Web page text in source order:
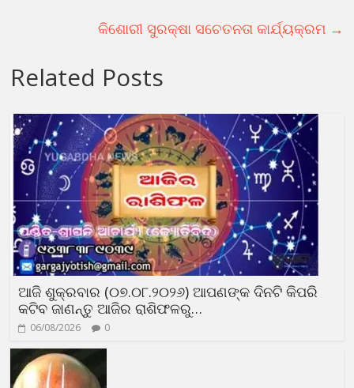
କିଶୋରୀ ସୁରକ୍ଷା ସଚେତନତା କାର୍ଯ୍ୟକ୍ରମ →
Related Posts
ଆଜି ଶୁକ୍ରବାର (୦୭.୦୮.୨୦୨୬) ଆପଣଙ୍କ ଦିନଟି କିପରି
କଟିବ ଜାଣନ୍ତୁ ଆଜିର ରାଶିଫଳରୁ…
06/08/2026 0